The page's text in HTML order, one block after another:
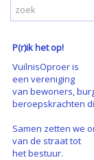
P(r)ik het op!
VuilnisOproer is
een vereniging
van bewoners,
beroepskrachten
Samen zetten we
van de straat tot
het bestuur.